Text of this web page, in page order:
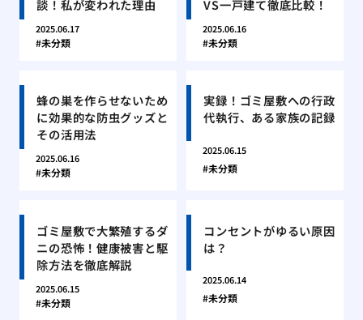
談！私が変われた理由
2025.06.17
未分類
VS一戸建て徹底比較！
2025.06.16
未分類
蜂の巣を作らせないため
に効果的な防虫グッズと
その活用法
2025.06.16
未分類
実録！ゴミ屋敷への行政
代執行、ある家族の記録
2025.06.15
未分類
ゴミ屋敷で大繁殖するダ
ニの恐怖！健康被害と駆
除方法を徹底解説
2025.06.15
未分類
コンセントがゆるい原因
は？
2025.06.14
未分類